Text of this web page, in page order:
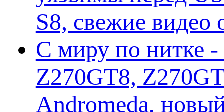
S8, свежие
С миру по нитке -
Z270GT8,
Andromeda,